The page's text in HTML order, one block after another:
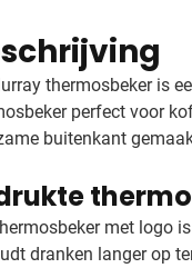
thermosbeker is
perfect voor
buitenkant
met logo
dranken langer op